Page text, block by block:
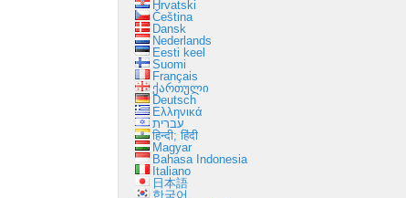
Hrvatski
Čeština
Dansk
Nederlands
Eesti keel
Suomi
Français
ქართული
Deutsch
Ελληνικά
עברית
हिन्दी; हिंदी
Magyar
Bahasa Indonesia
Italiano
日本語
한국어